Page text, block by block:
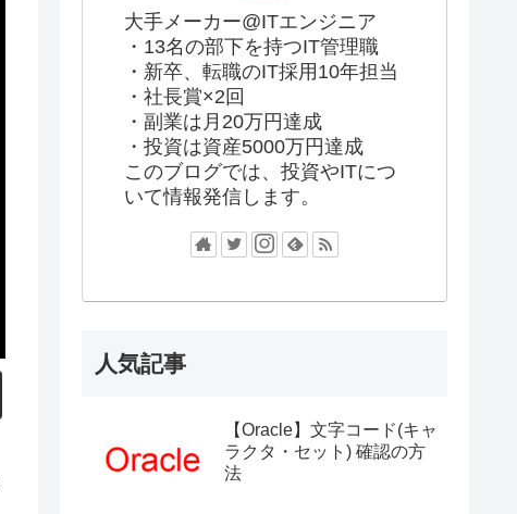
大手メーカー@ITエンジニア
・13名の部下を持つIT管理職
・新卒、転職のIT採用10年担当
・社長賞×2回
・副業は月20万円達成
・投資は資産5000万円達成
このブログでは、投資やITにつ
いて情報発信します。
人気記事
【Oracle】文字コード(キャ
ラクタ・セット) 確認の方
法